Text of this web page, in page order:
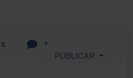
3 2
PUBLICAR